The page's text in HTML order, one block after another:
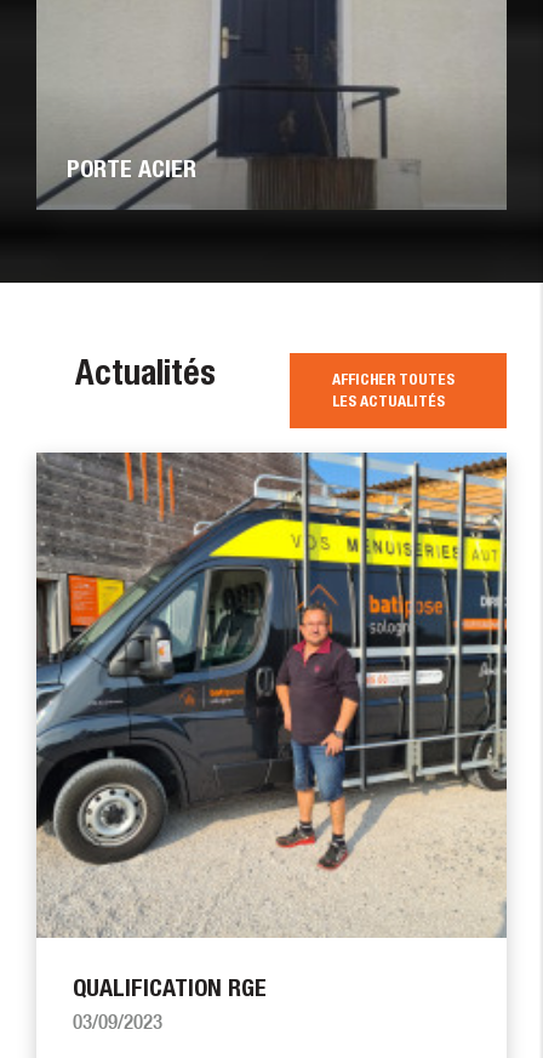
PORTE ACIER
Actualités
AFFICHER TOUTES
LES ACTUALITÉS
QUALIFICATION RGE
03/09/2023